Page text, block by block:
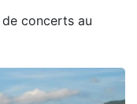
concerts au